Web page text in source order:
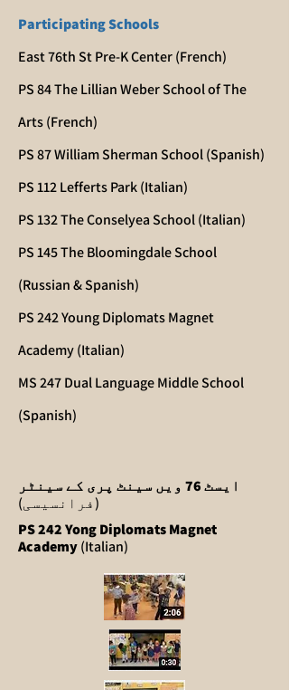
Participating Schools
East 76th St Pre-K Center (French)
PS 84 The Lillian Weber School of The
Arts (French)
PS 87 William Sherman School (Spanish)
PS 112 Lefferts Park (Italian)
PS 132 The Conselyea School (Italian)
PS 145 The Bloomingdale School
(Russian & Spanish)
PS 242 Young Diplomats Magnet
Academy (Italian)
MS 247 Dual Language Middle School
(Spanish)
ایسٹ 76 ویں سینٹ پری کے سینٹر
(فرانسیسی)
PS 242 Yong Diplomats Magnet
Academy(Italian)